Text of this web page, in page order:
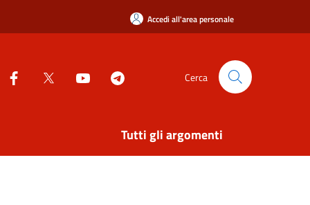
Accedi all'area personale
Cerca
Tutti gli argomenti